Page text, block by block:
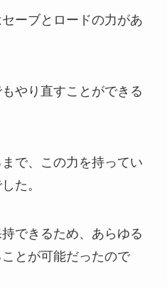
ーブとロードの力があ
やり直すことができる
で、この力を持ってい
た。
できるため、あらゆる
とが可能だったので